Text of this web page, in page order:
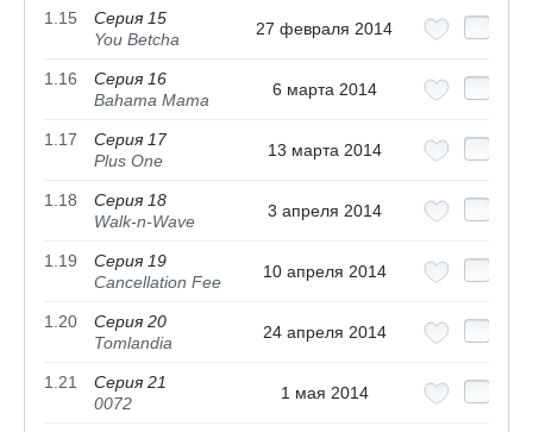
1.15
Серия 15
You Betcha
27 февраля 2014
1.16
Серия 16
Bahama Mama
6 марта 2014
1.17
Серия 17
Plus One
13 марта 2014
1.18
Серия 18
Walk-n-Wave
3 апреля 2014
1.19
Серия 19
Cancellation Fee
10 апреля 2014
1.20
Серия 20
Tomlandia
24 апреля 2014
1.21
Серия 21
0072
1 мая 2014